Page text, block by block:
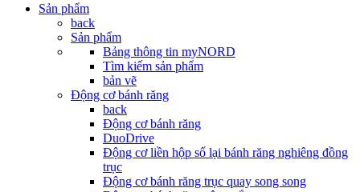
Sản phẩm
back
Sản phẩm
Bảng thông tin myNORD
Tìm kiếm sản phẩm
bản vẽ
Động cơ bánh răng
back
Động cơ bánh răng
DuoDrive
Động cơ liền hộp số lại bánh răng nghiêng đồng
trục
Động cơ bánh răng trục quay song song